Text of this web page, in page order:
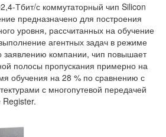
Тбит/с коммутаторный чип Silicon
предназначено для построения
уровня, рассчитанных на обучение
агентных задач в режиме
заявлению компании, чип повышает
полосы пропускания примерно на
обучения на 28 % по сравнению с
с многопутевой передачей